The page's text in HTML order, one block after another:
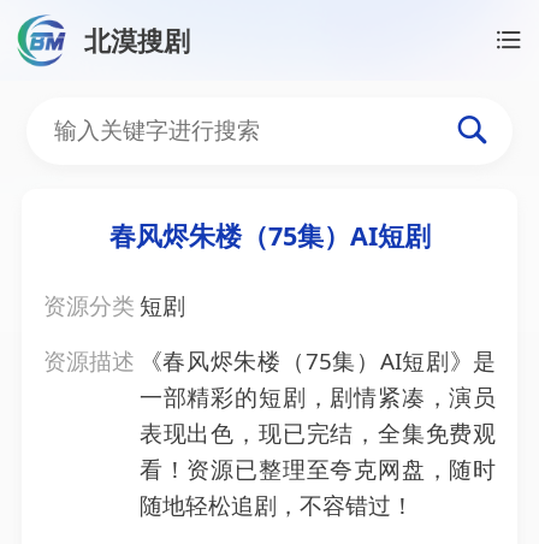
北漠搜剧
春风烬朱楼（75集）AI短
春风烬朱楼（75集）AI短剧
资源分类 短剧
资源描述
《春风烬朱楼（75集）AI短剧》是
一部精彩的短剧，剧情紧凑，演员
表现出色，现已完结，全集免费观
看！资源已整理至夸克网盘，随时
随地轻松追剧，不容错过！